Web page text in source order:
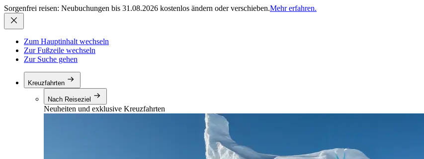
Sorgenfrei reisen: Neubuchungen bis 31.08.2026 kostenlos ändern oder verschieben.Mehr erfahren.
Zum Hauptinhalt wechseln
Zur Fußzeile wechseln
Zur Suche gehen
Kreuzfahrten
Nach Reiseziel
Neuheiten und exklusive Kreuzfahrten